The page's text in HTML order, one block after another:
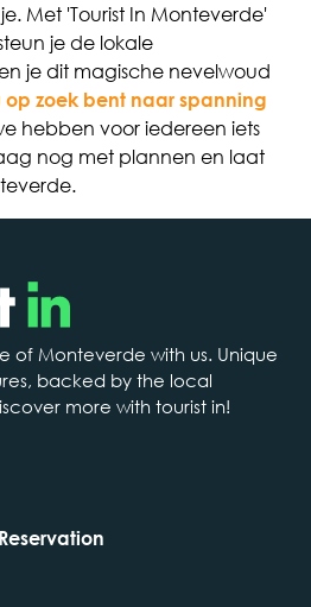
Met 'Tourist In Monteverde'
je de lokale
je dit magische nevelwoud
op zoek bent naar spanning
hebben voor iedereen iets
nog met plannen en laat
of Monteverde with us. Unique
backed by the local
more with tourist in!